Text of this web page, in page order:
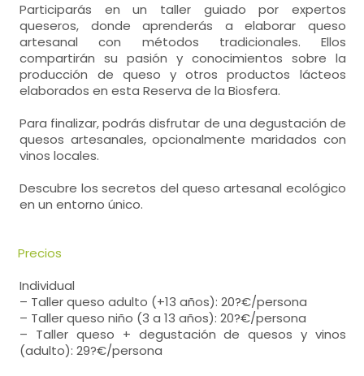
Participarás en un taller guiado por expertos
queseros, donde aprenderás a elaborar queso
artesanal con métodos tradicionales. Ellos
compartirán su pasión y conocimientos sobre la
producción de queso y otros productos lácteos
elaborados en esta Reserva de la Biosfera.
Para finalizar, podrás disfrutar de una degustación de
quesos artesanales, opcionalmente maridados con
vinos locales.
Descubre los secretos del queso artesanal ecológico
en un entorno único.
Precios
Individual
– Taller queso adulto (+13 años): 20?€/persona
– Taller queso niño (3 a 13 años): 20?€/persona
– Taller queso + degustación de quesos y vinos
(adulto): 29?€/persona